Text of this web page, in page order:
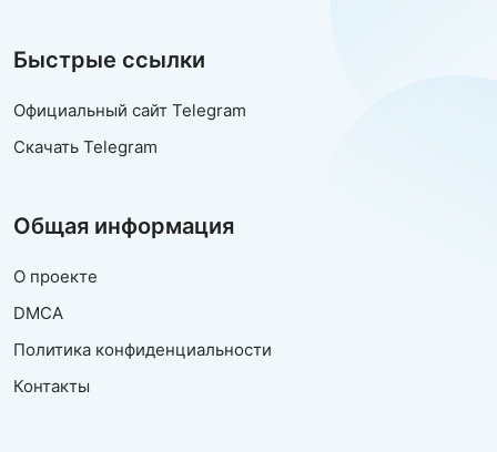
Быстрые ссылки
Официальный сайт Telegram
Скачать Telegram
Общая информация
О проекте
DMCA
Политика конфиденциальности
Контакты